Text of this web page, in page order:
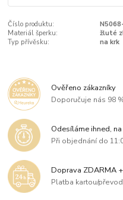
Číslo produktu:
Materiál šperku:
žluté
Typ přívěsku:
na krk
Ověřeno zákazníky
Doporučuje nás 98
Odesíláme ihned,
Při objednání do
Doprava ZDARMA
Platba kartou/